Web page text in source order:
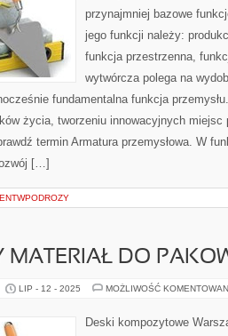
przynajmniej bazowe
jego funkcji należy:
funkcja przestrzenna,
wytwórcza polega na
fundamentalna funkcja
życia, tworzeniu innowacyjnych
termin Armatura przemysłowa. W
[…]
MATERIAŁ DO
LIP - 12 - 2025 MOŻLIWOŚĆ
Deski kompozytowe